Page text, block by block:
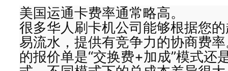
美国运通卡费率通常略高。
很多华人刷卡机公司能够根据您
易流水，提供有竞争力的协商费
的报价单是“交换费+加成”模式还